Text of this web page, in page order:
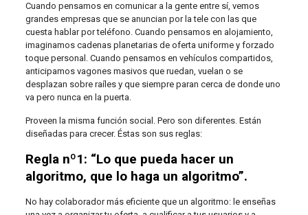
Cuando pensamos en comunicar a la gente entre sí, vemos
grandes empresas que se anuncian por la tele con las que
cuesta hablar por teléfono. Cuando pensamos en alojamiento,
imaginamos cadenas planetarias de oferta uniforme y forzado
toque personal. Cuando pensamos en vehículos compartidos,
anticipamos vagones masivos que ruedan, vuelan o se
desplazan sobre raíles y que siempre paran cerca de donde uno
va pero nunca en la puerta.
Proveen la misma función social. Pero son diferentes. Están
diseñadas para crecer. Éstas son sus reglas:
Regla nº1: “Lo que pueda hacer un
algoritmo, que lo haga un algoritmo”.
No hay colaborador más eficiente que un algoritmo: le enseñas